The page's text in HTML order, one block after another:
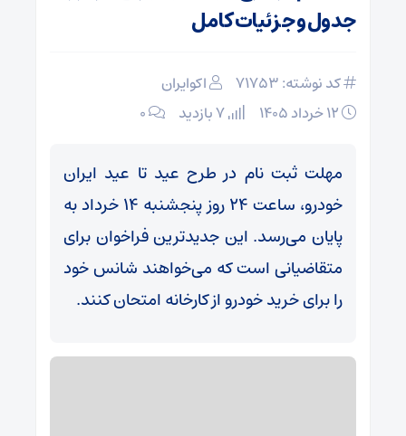
جدول و جزئیات کامل
کد نوشته: 71753
اکوایران
۰
مهلت ثبت نام در طرح عید تا عید ایران
خودرو، ساعت 24 روز پنجشنبه 14 خرداد به
پایان می‌رسد. این جدیدترین فراخوان برای
متقاضیانی است که می‌خواهند شانس خود
را برای خرید خودرو از کارخانه امتحان کنند.